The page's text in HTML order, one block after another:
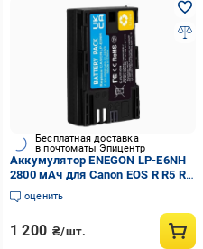
Бесплатная доставка
в почтоматы Эпицентр
Аккумулятор ENEGON LP-E6NH
2800 мАч для Canon EOS R R5 R6
5D 6D 7D 90D 80D 70D 60D
оценить
1 200 ₴/шт.